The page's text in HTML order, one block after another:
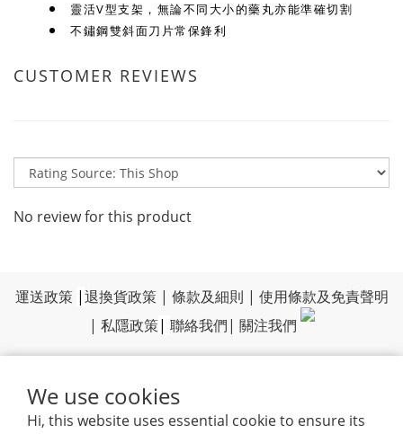
We use cookies
Hi, this website uses essential cookie to ensure its
靈活V型支架，無論不同大小的藥丸亦能準確切割
不鏽鋼雙斜面刀片常保鋒利
CUSTOMER REVIEWS
No review for this product
運送政策 |退換貨政策| 條款及細則 | 使用條款及免責聲明
| 私隱政策| 聯絡我們| 關注我們